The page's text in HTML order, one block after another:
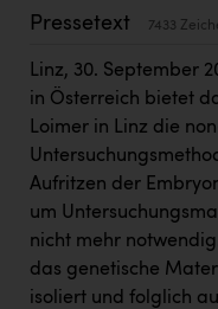
Kleider Bauer
Kremsmüller
Oldtimer
Österreichischer
Orlen
Passage Linz
Pressetext 7433
Linz, 30. September
in Österreich bietet
Loimer in Linz die
Aufritzen der
um
nicht mehr
das genetische
isoliert und folglich